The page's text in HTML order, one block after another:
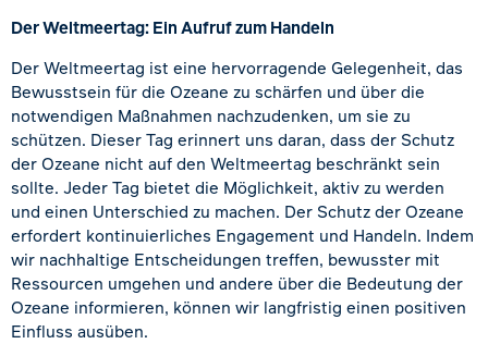
Der Weltmeertag: Ein Aufruf zum Handeln
Der Weltmeertag ist eine hervorragende Gelegenheit, das
Bewusstsein für die Ozeane zu schärfen und über die
notwendigen Maßnahmen nachzudenken, um sie zu
schützen. Dieser Tag erinnert uns daran, dass der Schutz
der Ozeane nicht auf den Weltmeertag beschränkt sein
sollte. Jeder Tag bietet die Möglichkeit, aktiv zu werden
und einen Unterschied zu machen. Der Schutz der Ozeane
erfordert kontinuierliches Engagement und Handeln. Indem
wir nachhaltige Entscheidungen treffen, bewusster mit
Ressourcen umgehen und andere über die Bedeutung der
Ozeane informieren, können wir langfristig einen positiven
Einfluss ausüben.